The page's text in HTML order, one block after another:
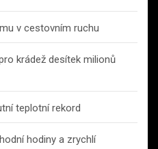
v cestovním ruchu
krádež desítek milionů
teplotní rekord
hodiny a zrychlí